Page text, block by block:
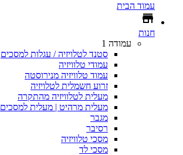
עמוד הבית
חנות
עמודה 1
סטנד לטלויזיה / עגלות למסכים
עמודי טלוויזיה
עמוד טלוויזיה מנירוסטה
זרוע חשמלית לטלויזיה
מעלית לטלוויזיה מהתקרה
מעלית מרהיט | מעלית למסכים
מגבר
רסיבר
מסכי טלוויזיה
מסכי לד